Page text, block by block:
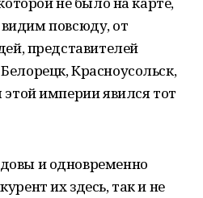
повсюду, от
представителей
Красноусольск,
империи явился тот
и одновременно
их здесь, так и не